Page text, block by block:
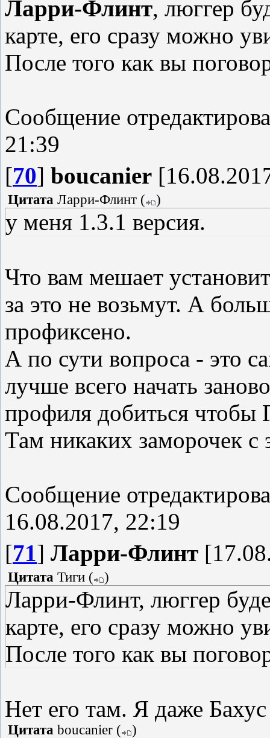
Ларри-Флинт, люггер
карте, его сразу можно
После того как вы
Сообщение
21:39
[70] boucanier
Цитата Ларри-Флинт ( )
у меня 1.3.1 версия.
Что вам мешает
за это не возьмут. А
профиксено.
А по сути вопроса - это
лучше всего начать
профиля добиться чтобы
Там никаких заморочек с
Сообщение
16.08.2017, 22:19
[71] Ларри-Флинт
Цитата Тиги ( )
Ларри-Флинт, люггер
карте, его сразу можно
После того как вы
Нет его там. Я даже
Цитата boucanier ( )